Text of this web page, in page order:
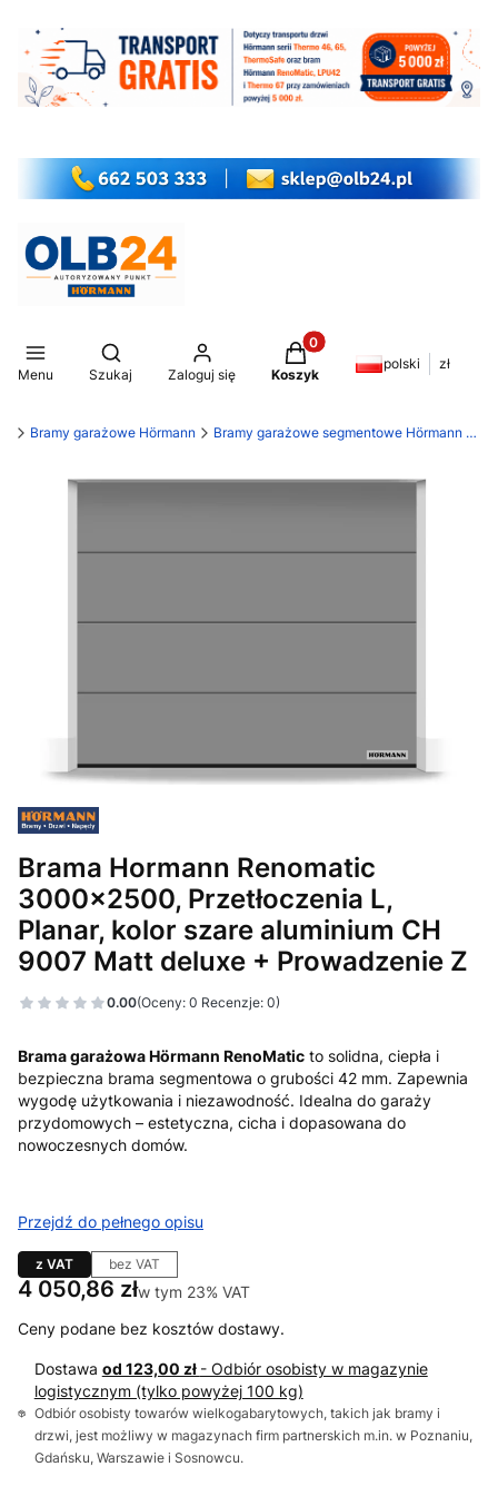
Menu
Otwórz wyszukiwarkę
Szukaj Zaloguj się
Produkty w koszyku: 0.
Koszyk
polski zł
Bramy garażowe Hörmann Bramy garażowe segmentowe Hörmann RenoMatic
Brama Hormann Renomatic
3000x2500, Przetłoczenia L,
Planar, kolor szare aluminium CH
9007 Matt deluxe + Prowadzenie Z
0.00(Oceny: 0 Recenzje: 0)
Brama garażowa Hörmann RenoMatic to solidna, ciepła i
bezpieczna brama segmentowa o grubości 42 mm. Zapewnia
wygodę użytkowania i niezawodność. Idealna do garaży
przydomowych – estetyczna, cicha i dopasowana do
nowoczesnych domów.
Przejdź do pełnego opisu
z VAT bez VAT
Cena
4 050,86 złw tym 23% VAT
w tym 23% VAT
Ceny podane bez kosztów dostawy.
Dostawa od 123,00 zł - Odbiór osobisty w magazynie
logistycznym (tylko powyżej 100 kg)
Odbiór osobisty towarów wielkogabarytowych, takich jak bramy i
drzwi, jest możliwy w magazynach firm partnerskich m.in. w Poznaniu,
Gdańsku, Warszawie i Sosnowcu.